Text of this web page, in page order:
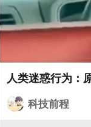
人类迷惑行为：
科技前程